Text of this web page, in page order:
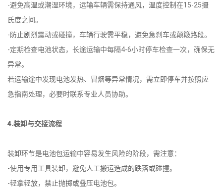
-避免高温或潮湿环境，运输车辆需保持通风，温度控制在15-25摄
氏度之间。
-防止剧烈震动或碰撞，车辆行驶需平稳，避免急刹车或颠簸路段。
-定期检查电池状态，长途运输中每隔4-6小时停车检查一次，确保无
异常。
若运输途中发现电池发热、冒烟等异常情况，需立即停车并按照应
急指南处理，必要时联系专业人员协助。
4.装卸与交接流程
装卸环节是电池包运输中容易发生风险的阶段，需注意：
-使用专用工具装卸，避免人工搬运造成的跌落或碰撞。
-轻拿轻放，禁止抛掷或叠压电池包。